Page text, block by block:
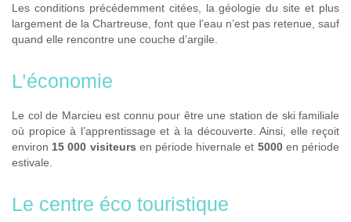
Les conditions précédemment citées, la géologie du site et plus
largement de la Chartreuse, font que l’eau n’est pas retenue, sauf
quand elle rencontre une couche d’argile.
L’économie
Le col de Marcieu est connu pour être une station de ski familiale
où propice à l’apprentissage et à la découverte. Ainsi, elle reçoit
environ 15 000 visiteurs en période hivernale et 5000en période
estivale.
Le centre éco touristique